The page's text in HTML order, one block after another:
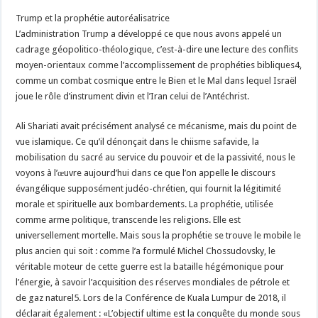
Trump et la prophétie autoréalisatrice
L’administration Trump a développé ce que nous avons appelé un
cadrage géopolitico-théologique, c’est-à-dire une lecture des conflits
moyen-orientaux comme l’accomplissement de prophéties bibliques4,
comme un combat cosmique entre le Bien et le Mal dans lequel Israël
joue le rôle d’instrument divin et l’Iran celui de l’Antéchrist.
Ali Shariati avait précisément analysé ce mécanisme, mais du point de
vue islamique. Ce qu’il dénonçait dans le chiisme safavide, la
mobilisation du sacré au service du pouvoir et de la passivité, nous le
voyons à l’œuvre aujourd’hui dans ce que l’on appelle le discours
évangélique supposément judéo-chrétien, qui fournit la légitimité
morale et spirituelle aux bombardements. La prophétie, utilisée
comme arme politique, transcende les religions. Elle est
universellement mortelle. Mais sous la prophétie se trouve le mobile le
plus ancien qui soit : comme l’a formulé Michel Chossudovsky, le
véritable moteur de cette guerre est la bataille hégémonique pour
l’énergie, à savoir l’acquisition des réserves mondiales de pétrole et
de gaz naturel5. Lors de la Conférence de Kuala Lumpur de 2018, il
déclarait également : «L’objectif ultime est la conquête du monde sous